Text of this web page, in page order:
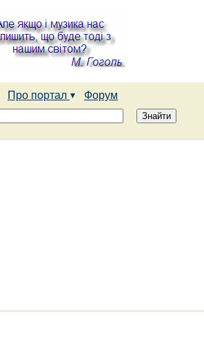
Про портал
Форум